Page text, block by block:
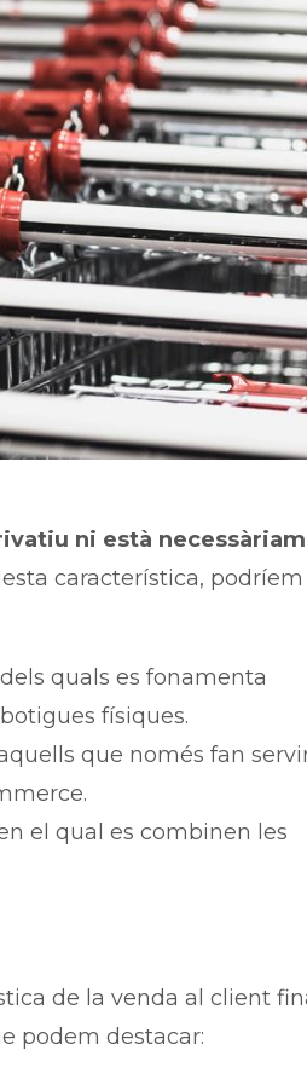
ni està
característica, podríem
quals es fonamenta
físiques.
que només fan
el qual es combinen les
de la venda al client
podem destacar: